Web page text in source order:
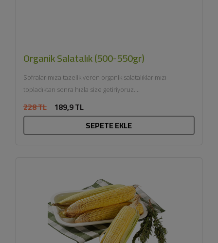
Organik Salatalık (500-550gr)
Sofralarımıza tazelik veren organik salatalıklarımızı
topladıktan sonra hızla size getiriyoruz....
228 TL 189,9 TL
SEPETE EKLE